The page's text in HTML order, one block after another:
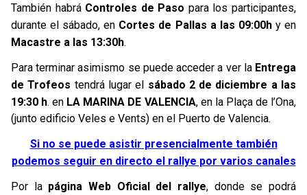
También habrá Controles de Paso para los participantes,
durante el sábado, en Cortes de Pallas a las 09:00hy en
Macastre a las 13:30h.
Para terminar asimismo se puede acceder a ver la Entrega
de Trofeos tendrá lugar el sábado 2 de diciembre a las
19:30 h. en LA MARINA DE VALENCIA, en la Plaça de l’Ona,
(junto edificio Veles e Vents) en el Puerto de Valencia.
Si no se puede asistir presencialmente también
podemos seguir en directo el rallye por varios canales
Por la página Web Oficial del rallye, donde se podrá